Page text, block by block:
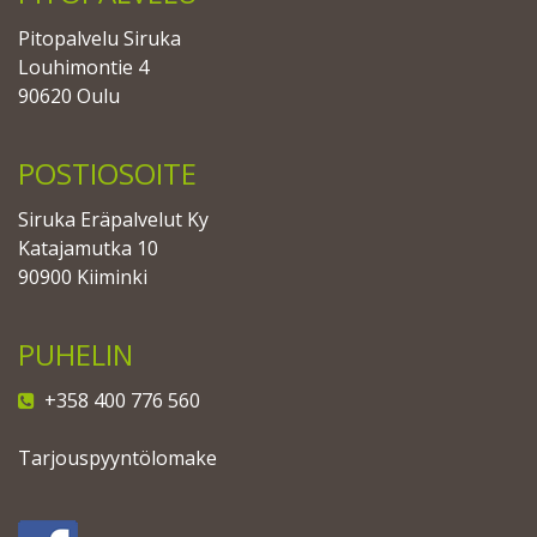
Pitopalvelu Siruka
Louhimontie 4
90620 Oulu
POSTIOSOITE
Siruka Eräpalvelut Ky
Katajamutka 10
90900 Kiiminki
PUHELIN
+358 400 776 560
Tarjouspyyntölomake